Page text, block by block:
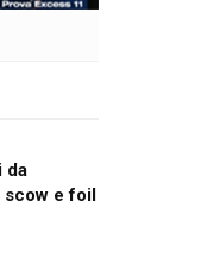
da
scow e foil